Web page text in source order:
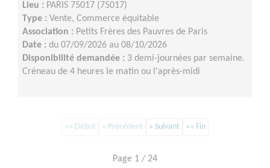
Lieu : PARIS 75017 (75017)
Type : Vente, Commerce équitable
Association : Petits Frères des Pauvres de Paris
Date : du 07/09/2026 au 08/10/2026
Disponibilité demandée : 3 demi-journées par semaine.
Créneau de 4 heures le matin ou l'après-midi
«« Début « Précédent » Suivant »» Fin
Page 1 / 24